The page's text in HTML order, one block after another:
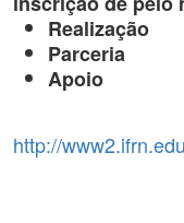
Realização
Parceria
Apoio
http://